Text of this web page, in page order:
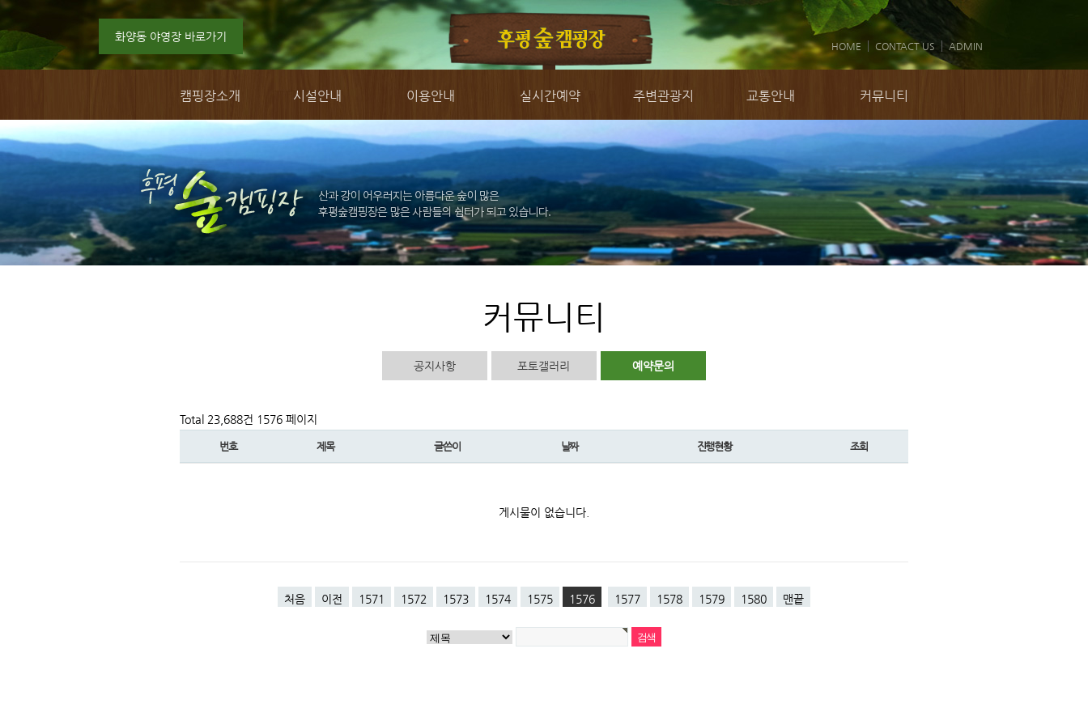
화양동 야영장 바로가기
HOME CONTACT US ADMIN
캠핑장소개 시설안내 이용안내 실시간예약 주변관광지 교통안내 커뮤니티
커뮤니티
공지사항 포토갤러리 예약문의
Total 23,688건 1576 페이지
번호 제목 글쓴이 날짜 진행현황 조회
게시물이 없습니다.
처음 이전 1571 1572 1573 1574 1575 1576 1577 1578 1579 1580 맨끝